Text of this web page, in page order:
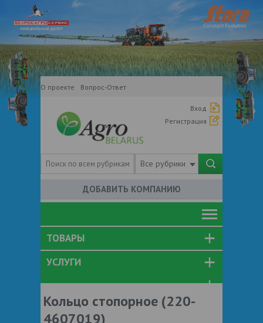
О проекте Вопрос-Ответ
Вход
Регистрация
Все рубрики
ДОБАВИТЬ КОМПАНИЮ
ТОВАРЫ
УСЛУГИ
Кольцо стопорное (220-
4607019)